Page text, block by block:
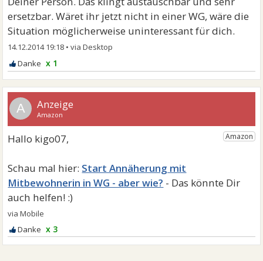
ersetzbar. Wäret ihr jetzt nicht in einer WG, wäre die
Situation möglicherweise uninteressant für dich.
14.12.2014 19:18 •
x 1
A
Start Annäherung mit
Mitbewohnerin in WG - aber wie?
x 3